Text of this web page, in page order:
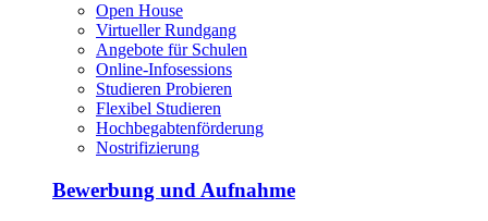
Open House
Virtueller Rundgang
Angebote für Schulen
Online-Infosessions
Studieren Probieren
Flexibel Studieren
Hochbegabtenförderung
Nostrifizierung
Bewerbung und Aufnahme